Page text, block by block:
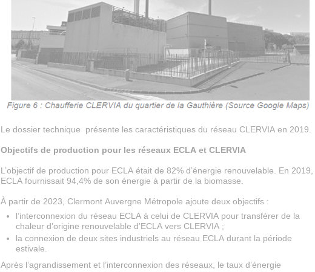
Le dossier technique présente les caractéristiques du réseau CLERVIA en 2019.
Objectifs de production pour les réseaux ECLA et CLERVIA
L’objectif de production pour ECLA était de 82% d’énergie renouvelable. En 2019,
ECLA fournissait 94,4% de son énergie à partir de la biomasse.
À partir de 2023, Clermont Auvergne Métropole ajoute deux objectifs :
l’interconnexion du réseau ECLA à celui de CLERVIA pour transférer de la
chaleur d’origine renouvelable d’ECLA vers CLERVIA ;
la connexion de deux sites industriels au réseau ECLA durant la période
estivale.
Après l’agrandissement et l’interconnexion des réseaux, le taux d’énergie